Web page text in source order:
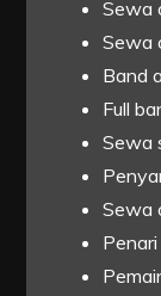
Sewa
Sewa
Band
Full
Sewa
Sewa
Penari